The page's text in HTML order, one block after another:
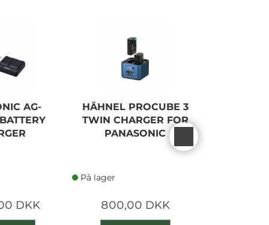
AG-
DKK
HÄHNEL PROCUBE 3
TWIN CHARGER FOR
PANASONIC
På lager
800,00 DKK